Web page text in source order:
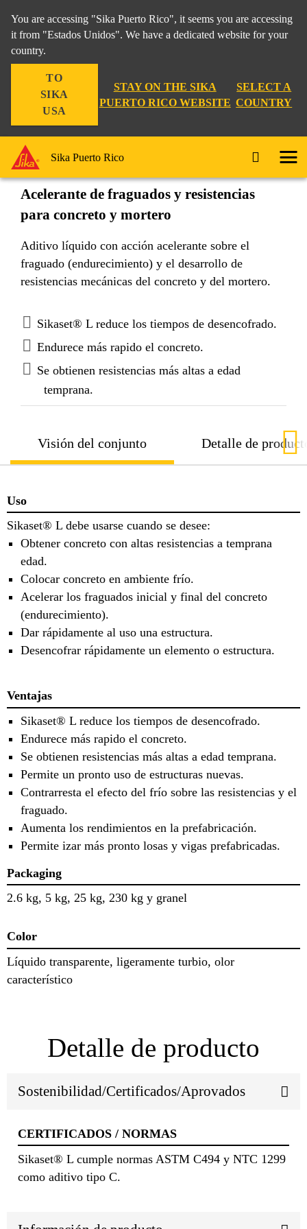
You are accessing "Sika Puerto Rico", it seems you are accessing
it from "Estados Unidos". We have a dedicated website for your
country.
TO
SIKA
USA
STAY ON THE SIKA
PUERTO RICO WEBSITE
SELECT A
COUNTRY
Sika Puerto Rico
Sikaset® L
Acelerante de fraguados y resistencias
para concreto y mortero
Aditivo líquido con acción acelerante sobre el
fraguado (endurecimiento) y el desarrollo de
resistencias mecánicas del concreto y del mortero.
Sikaset® L reduce los tiempos de desencofrado.
Endurece más rapido el concreto.
Se obtienen resistencias más altas a edad
temprana.
Visión del conjunto Detalle de
Uso
Sikaset® L debe usarse cuando se desee:
Obtener concreto con altas resistencias a temprana
edad.
Colocar concreto en ambiente frío.
Acelerar los fraguados inicial y final del concreto
(endurecimiento).
Dar rápidamente al uso una estructura.
Desencofrar rápidamente un elemento o estructura.
Ventajas
Sikaset® L reduce los tiempos de desencofrado.
Endurece más rapido el concreto.
Se obtienen resistencias más altas a edad temprana.
Permite un pronto uso de estructuras nuevas.
Contrarresta el efecto del frío sobre las resistencias y el
fraguado.
Aumenta los rendimientos en la prefabricación.
Permite izar más pronto losas y vigas prefabricadas.
Packaging
2.6 kg, 5 kg, 25 kg, 230 kg y granel
Color
Líquido transparente, ligeramente turbio, olor
característico
Detalle de producto
Sostenibilidad/Certificados/Aprovados
CERTIFICADOS / NORMAS
Sikaset® L cumple normas ASTM C494 y NTC 1299
como aditivo tipo C.